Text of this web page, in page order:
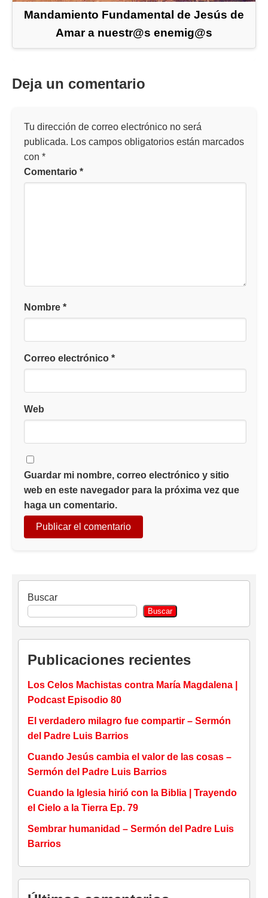
Mandamiento Fundamental de Jesús de
Amar a nuestr@s enemig@s
Deja un comentario
Tu dirección de correo electrónico no será
publicada. Los campos obligatorios están marcados
con *
Comentario *
Nombre *
Correo electrónico *
Web
Guardar mi nombre, correo electrónico y sitio
web en este navegador para la próxima vez que
haga un comentario.
Buscar
Buscar
Publicaciones recientes
Los Celos Machistas contra María Magdalena |
Podcast Episodio 80
El verdadero milagro fue compartir – Sermón
del Padre Luis Barrios
Cuando Jesús cambia el valor de las cosas –
Sermón del Padre Luis Barrios
Cuando la Iglesia hirió con la Biblia | Trayendo
el Cielo a la Tierra Ep. 79
Sembrar humanidad – Sermón del Padre Luis
Barrios